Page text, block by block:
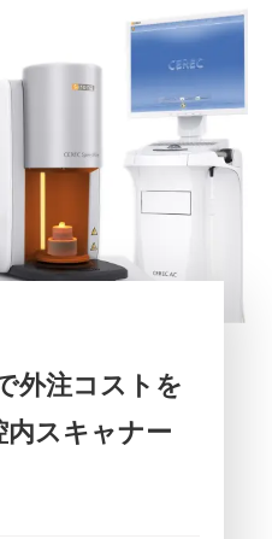
外注コストを
内スキャナー